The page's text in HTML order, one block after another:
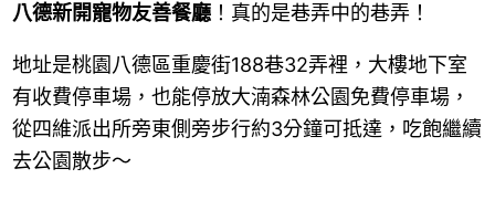
八德新開寵物友善餐廳！真的是巷弄中的巷弄！
地址是桃園八德區重慶街188巷32弄裡，大樓地下室
有收費停車場，也能停放大湳森林公園免費停車場，
從四維派出所旁東側旁步行約3分鐘可抵達，吃飽繼續
去公園散步～